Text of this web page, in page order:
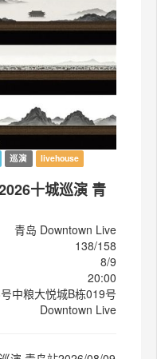
巡演 livehouse
十城巡演 青
青岛 Downtown Live
138/158
8/9
20:00
中粮大悦城B栋019号
Downtown Live